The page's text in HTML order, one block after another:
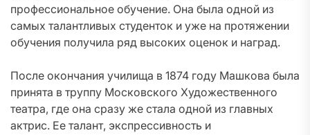
профессиональное обучение. Она была одной из
самых талантливых студенток и уже на протяжении
обучения получила ряд высоких оценок и наград.
После окончания училища в 1874 году Машкова была
принята в труппу Московского Художественного
театра, где она сразу же стала одной из главных
актрис. Ее талант, экспрессивность и